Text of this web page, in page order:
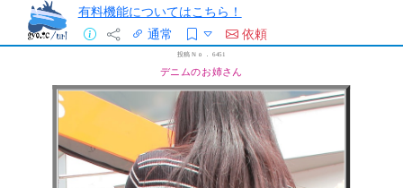
有料機能についてはこちら！
通常
依頼